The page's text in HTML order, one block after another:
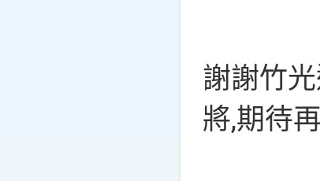
謝謝竹
將,期待